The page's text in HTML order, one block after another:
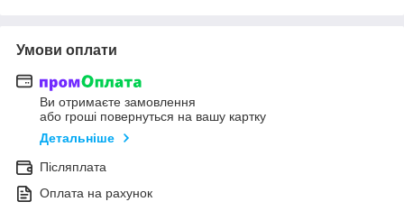
Умови оплати
Ви отримаєте замовлення
або гроші повернуться на вашу картку
Детальніше
Післяплата
Оплата на рахунок